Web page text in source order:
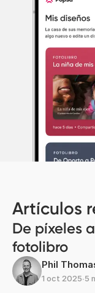
Artículos
De píxeles
fotolibro
Phil
1 oct 2025∙5